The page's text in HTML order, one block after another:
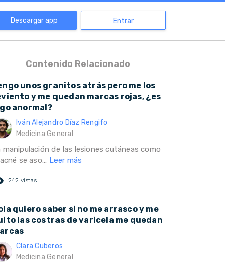
Descargar app Entrar
Contenido Relacionado
unos granitos atrás pero me los
y me quedan marcas rojas, ¿es
anormal?
Iván Alejandro Díaz Rengifo
Medicina General
manipulación de las lesiones cutáneas como
se aso... Leer más
242 vistas
quiero saber si no me arrasco y me
las costras de varicela me quedan
Clara Cuberos
Medicina General